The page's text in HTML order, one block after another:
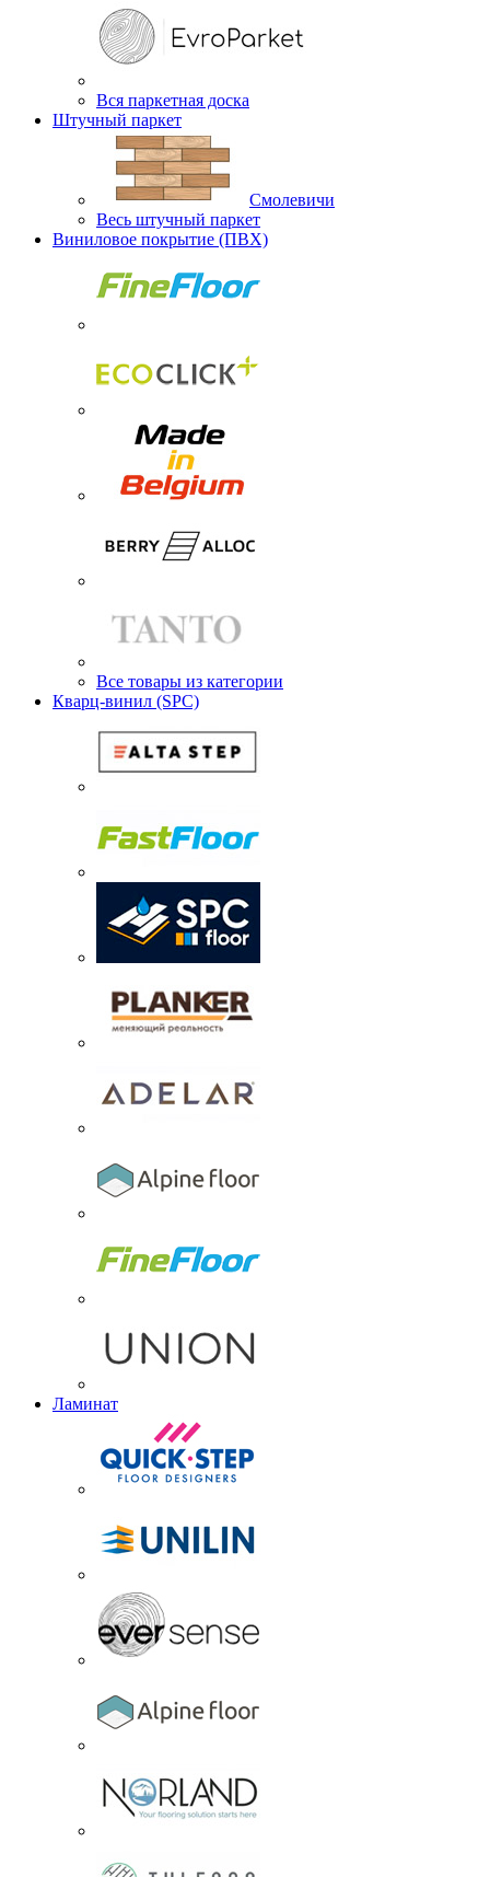
Вся паркетная доска
Штучный паркет
Смолевичи
Весь штучный паркет
Виниловое покрытие (ПВХ)
Все товары из категории
Кварц-винил (SPC)
Ламинат